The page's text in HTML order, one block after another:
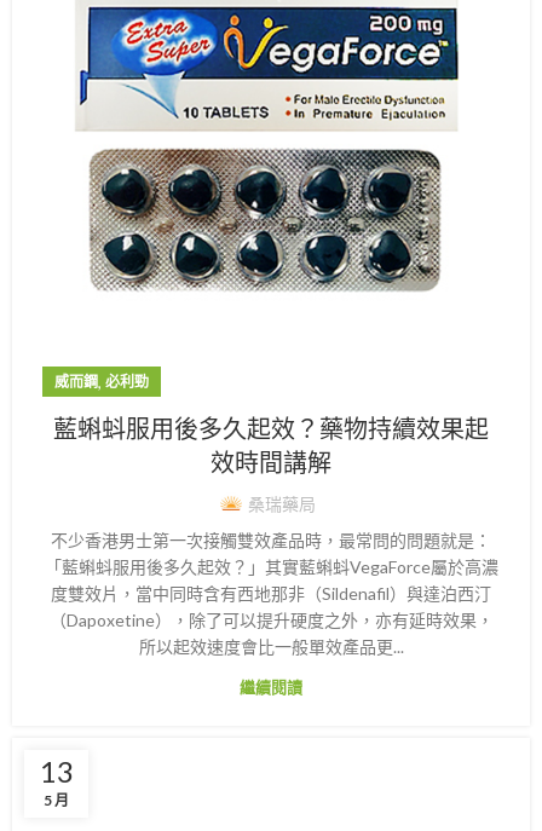
威而鋼, 必利勁
藍蝌蚪服用後多久起效？藥物持續效果起
效時間講解
桑瑞藥局
不少香港男士第一次接觸雙效產品時，最常問的問題就是：
「藍蝌蚪服用後多久起效？」其實藍蝌蚪VegaForce屬於高濃
度雙效片，當中同時含有西地那非（Sildenafil）與達泊西汀
（Dapoxetine），除了可以提升硬度之外，亦有延時效果，
所以起效速度會比一般單效產品更...
繼續閱讀
13
5 月